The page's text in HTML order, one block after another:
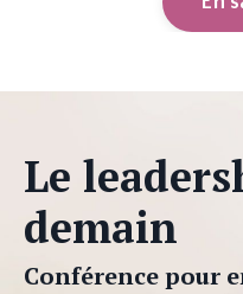
Le
demain
Conférence pour